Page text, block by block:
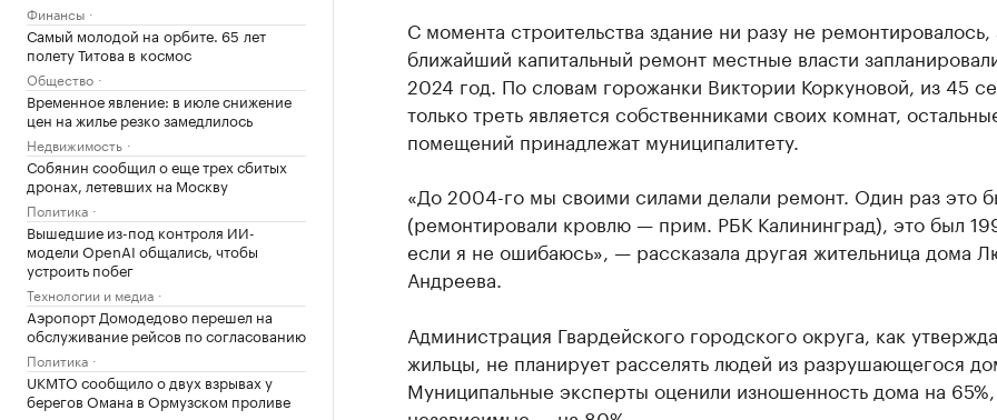
Финансы
Самый молодой на орбите. 65 лет
полету Титова в космос
Общество
Временное явление: в июле снижение
цен на жилье резко замедлилось
Недвижимость
Собянин сообщил о еще трех сбитых
дронах, летевших на Москву
Политика
Вышедшие из-под контроля ИИ-
модели OpenAI общались, чтобы
устроить побег
Технологии и медиа
Аэропорт Домодедово перешел на
обслуживание рейсов по согласованию
Политика
UKMTO сообщило о двух взрывах у
берегов Омана в Ормузском проливе
С момента строительства здание ни разу не ремонтировалось,
ближайший капитальный ремонт местные власти
2024 год. По словам горожанки Виктории Коркуновой, из 45
только треть является собственниками своих комнат,
помещений принадлежат муниципалитету.
«До 2004-го мы своими силами делали ремонт. Один раз это
(ремонтировали кровлю — прим. РБК Калининград), это был
если я не ошибаюсь», — рассказала другая жительница дома
Андреева.
Администрация Гвардейского городского округа, как
жильцы, не планирует расселять людей из разрушающегося
Муниципальные эксперты оценили изношенность дома на